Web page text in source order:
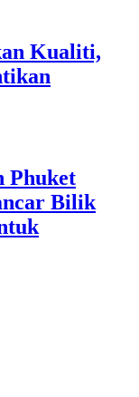
Kualiti,
Phuket
Bilik